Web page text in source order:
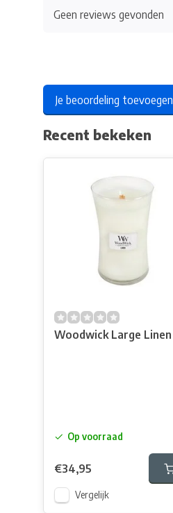
Geen reviews gevonden
Je beoordeling toevoegen
Recent bekeken
Woodwick Large Linen
Op voorraad
€34,95
Vergelijk